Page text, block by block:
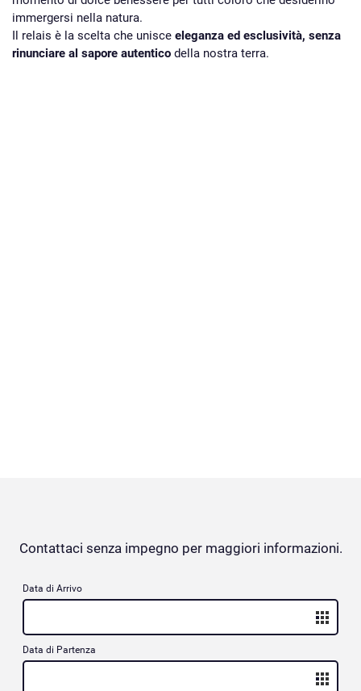
immergersi nella natura.
Il relais è la scelta che unisce eleganza ed esclusività, senza
rinunciare al sapore autentico della nostra terra.
Contattaci senza impegno per maggiori informazioni.
Data di Arrivo
Data di Partenza